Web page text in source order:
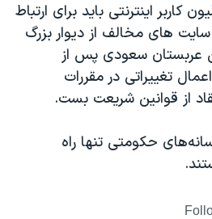
بیش از ۶۰۰ میلیون کاربر اینترنتی باید برای ارتباط
های مخالف از دیوار بزرگ
عربستان سعودی پس از
تغییراتی در مقررات
از قوانین شریعت بست.
حکومتی تنها راه